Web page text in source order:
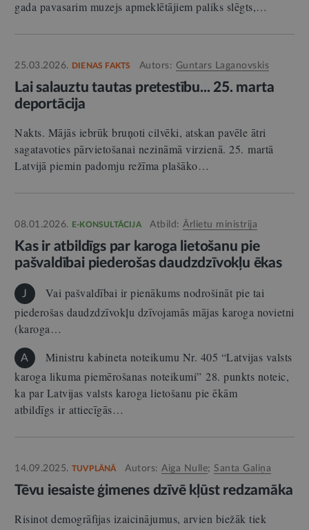
gada pavasarim muzejs apmeklētājiem paliks slēgts,…
25.03.2026. DIENAS FAKTS Autors: Guntars Laganovskis
Lai salauztu tautas pretestību... 25. marta
deportācija
Nakts. Mājās iebrūk bruņoti cilvēki, atskan pavēle ātri
sagatavoties pārvietošanai nezināmā virzienā. 25. martā
Latvijā piemin padomju režīma plašāko…
08.01.2026. E-KONSULTĀCIJA Atbild:Ārlietu ministrija
Kas ir atbildīgs par karoga lietošanu pie
pašvaldībai piederošas daudzdzīvokļu ēkas
J
Vai pašvaldībai ir pienākums nodrošināt pie tai
piederošas daudzdzīvokļu dzīvojamās mājas karoga novietni
(karoga…
A
Ministru kabineta noteikumu Nr. 405 “Latvijas valsts
karoga likuma piemērošanas noteikumi” 28. punkts noteic,
ka par Latvijas valsts karoga lietošanu pie ēkām
atbildīgs ir attiecīgās…
14.09.2025. TUVPLĀNĀ Autors:Aiga Nulle; Santa Galiņa
Tēvu iesaiste ģimenes dzīvē kļūst redzamāka
Risinot demogrāfijas izaicinājumus, arvien biežāk tiek